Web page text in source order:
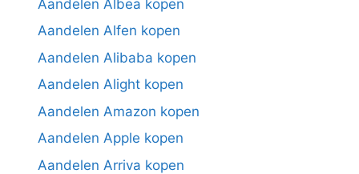
Aandelen Albea kopen
Aandelen Alfen kopen
Aandelen Alibaba kopen
Aandelen Alight kopen
Aandelen Amazon kopen
Aandelen Apple kopen
Aandelen Arriva kopen